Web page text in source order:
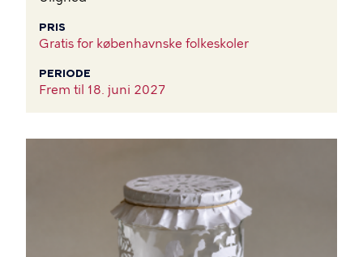
PRIS
Gratis for københavnske folkeskoler
PERIODE
Frem til 18. juni 2027